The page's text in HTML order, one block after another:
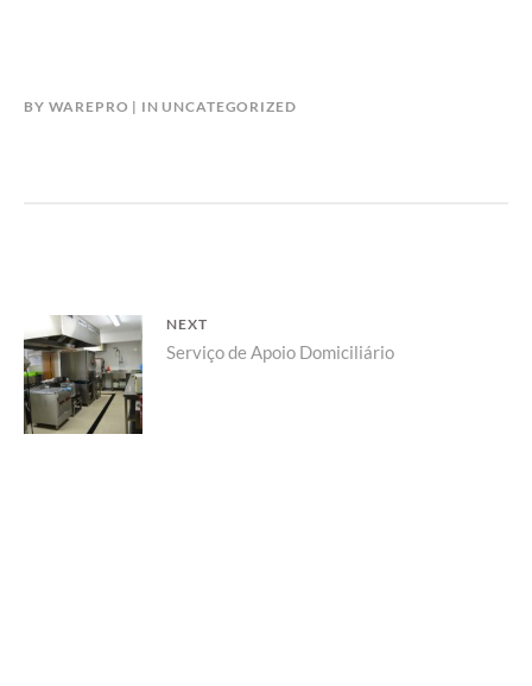
BY WAREPRO IN UNCATEGORIZED
de
Post
NEXT
Next
post:
Serviço de Apoio Domiciliário